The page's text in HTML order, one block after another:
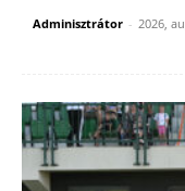
Adminisztrátor - 2026,